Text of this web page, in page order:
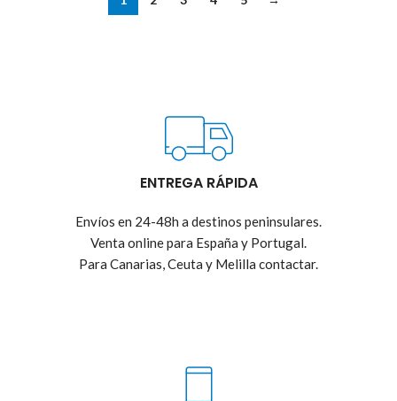
ENTREGA RÁPIDA
Envíos en 24-48h a destinos peninsulares.
Venta online para España y Portugal.
Para Canarias, Ceuta y Melilla contactar.